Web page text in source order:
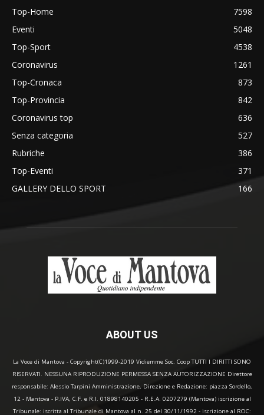
Top-Home
7598
Eventi
5048
Top-Sport
4538
Coronavirus
1261
Top-Cronaca
873
Top-Provincia
842
Coronavirus top
636
Senza categoria
527
Rubriche
386
Top-Eventi
371
GALLERY DELLO SPORT
166
ABOUT US
La Voce di Mantova - Copyright(C)1999-2019 Vidiemme Soc. Coop TUTTI I DIRITTI SONO
RISERVATI. NESSUNA RIPRODUZIONE PERMESSA SENZA AUTORIZZAZIONE Direttore
responsabile: Alessio Tarpini Amministrazione, Direzione e Redazione: piazza Sordello,
12 - Mantova - P.IVA, C.F. e R.I. 01898140205 - R.E.A. 0207279 (Mantova) iscrizione al
Tribunale: iscritta al Tribunale di Mantova al n. 25 del 30/11/1992 - iscrizione al ROC: